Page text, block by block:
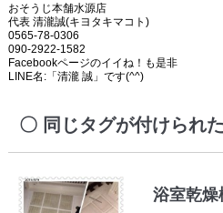
おそうじ本舗水源店
代表 清瀧誠(キヨタキマコト)
0565-78-0306
090-2922-1582
Facebookページのイイね！も是非
LINE名:「清瀧 誠」です(^^)
同じタグが付けられ
浴室乾燥